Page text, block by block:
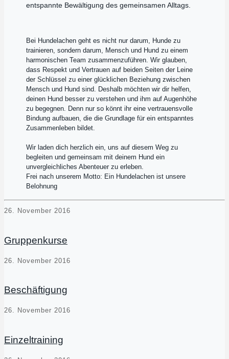
entspannte Bewältigung des gemeinsamen Alltags.
Bei Hundelachen geht es nicht nur darum, Hunde zu
trainieren, sondern darum, Mensch und Hund zu einem
harmonischen Team zusammenzuführen. Wir glauben,
dass Respekt und Vertrauen auf beiden Seiten der Leine
der Schlüssel zu einer glücklichen Beziehung zwischen
Mensch und Hund sind. Deshalb möchten wir dir helfen,
deinen Hund besser zu verstehen und ihm auf Augenhöhe
zu begegnen. Denn nur so könnt ihr eine vertrauensvolle
Bindung aufbauen, die die Grundlage für ein entspanntes
Zusammenleben bildet.
Wir laden dich herzlich ein, uns auf diesem Weg zu
begleiten und gemeinsam mit deinem Hund ein
unvergleichliches Abenteuer zu erleben.
Frei nach unserem Motto: Ein Hundelachen ist unsere
Belohnung
26. November 2016
Gruppenkurse
26. November 2016
Beschäftigung
26. November 2016
Einzeltraining